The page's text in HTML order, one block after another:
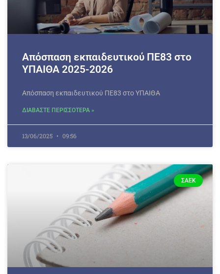
Απόσπαση εκπαιδευτικού ΠΕ83 στο
ΥΠΑΙΘΑ 2025-2026
Απόσπαση εκπαιδευτικού ΠΕ83 στο ΥΠΑΙΘΑ
ΔΙΑΒΑΣΤΕ ΠΕΡΙΣΣΟΤΕΡΑ »
13/06/2025 09:56
ΣΑΕΚ